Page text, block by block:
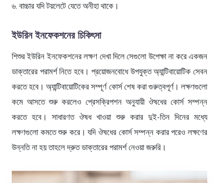
৬. বাচ্চার যদি টয়লেটে যেতে অনীহা থাকে।
ইউরিন ইনফেকশনের চিকিৎসা
শিশুর ইউরিন ইনফেকশনের লক্ষণ দেখা দিলে সেগুলো উপেক্ষা না করে একজন
ডাক্তারের পরামর্শ নিতে হবে। প্রয়োজনবোধে উপযুক্ত অ্যান্টিবায়োটিক সেবন
করতে হবে। অ্যান্টিবায়োটিকের সম্পূর্ণ কোর্স শেষ করা গুরুত্বপূর্ণ। লক্ষণগুলো
কমে আসতে শুরু করলেও প্রেসক্রিপশন অনুযায়ী ঔষধের কোর্স সম্পন্ন
করতে হবে। সাধারণত ঔষধ খাওয়া শুরু করার দুই-তিন দিনের মধ্যে
লক্ষণগুলো কমতে শুরু করে। যদি ঔষধের কোর্স সম্পন্ন করার পরেও লক্ষণের
উন্নতি না হয় তাহলে দ্রুত ডাক্তারের পরামর্শ নেওয়া জরুরি।